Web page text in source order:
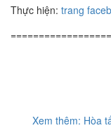
Thực hiện: trang
Xem thêm: Hòa